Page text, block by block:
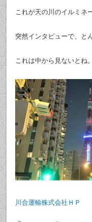
これが天の川のイルミネ
突然インタビューで、と
これは中から見ないとね。
川合運輸株式会社ＨＰ